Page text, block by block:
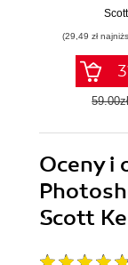
(29,49 zł
Oceny i
Scott